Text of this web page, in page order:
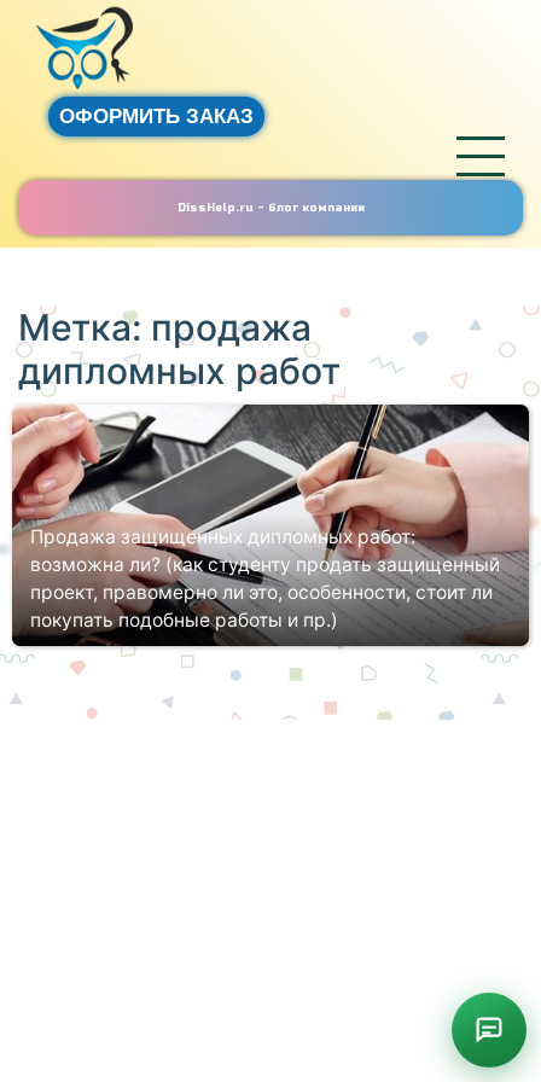
ОФОРМИТЬ ЗАКАЗ
DissHelp.ru - блог компании
Метка: продажа
дипломных работ
Продажа защищенных дипломных работ:
возможна ли? (как студенту продать защищенный
проект, правомерно ли это, особенности, стоит ли
покупать подобные работы и пр.)
На последнем курсе обучения в колледже или вузе каждый
письменный проект является обязательным для прохождения